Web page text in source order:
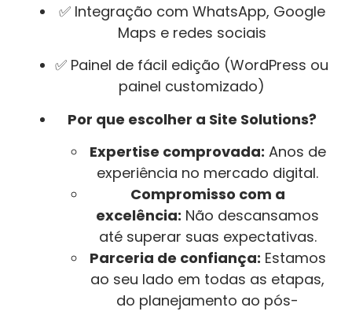
✅ Integração com WhatsApp, Google
Maps e redes sociais
✅ Painel de fácil edição (WordPress ou
painel customizado)
Por que escolher a Site Solutions?
Expertise comprovada: Anos de
experiência no mercado digital.
Compromisso com a
excelência: Não descansamos
até superar suas expectativas.
Parceria de confiança: Estamos
ao seu lado em todas as etapas,
do planejamento ao pós-